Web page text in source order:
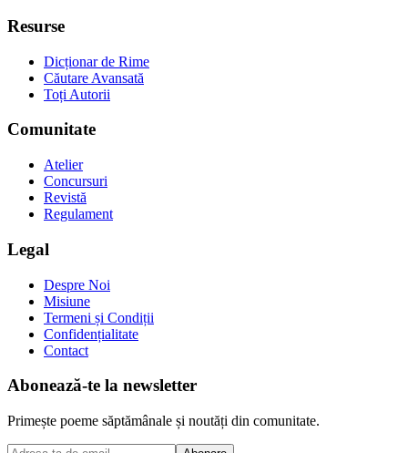
Resurse
Dicționar de Rime
Căutare Avansată
Toți Autorii
Comunitate
Atelier
Concursuri
Revistă
Regulament
Legal
Despre Noi
Misiune
Termeni și Condiții
Confidențialitate
Contact
Abonează-te la newsletter
Primește poeme săptămânale și noutăți din comunitate.